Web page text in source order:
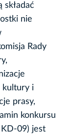
składać
nie
Rady
kultury i
prasy,
konkursu
09) jest